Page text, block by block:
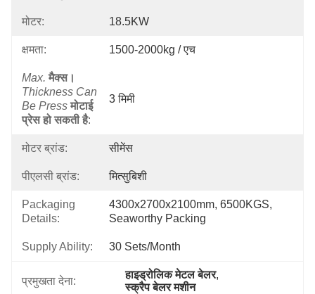
मोटर: 18.5KW
क्षमता: 1500-2000kg / एच
Max. मैक्स।
Thickness Can
Be Press मोटाई
प्रेस हो सकती है:
3 मिमी
मोटर ब्रांड: सीमेंस
पीएलसी ब्रांड: मित्सुबिशी
Packaging
Details:
4300x2700x2100mm, 6500KGS,
Seaworthy Packing
Supply Ability: 30 Sets/month
प्रमुखता देना:
हाइड्रोलिक मेटल बेलर,
स्क्रैप बेलर मशीन